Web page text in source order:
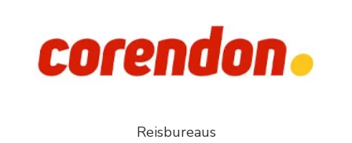
Reisbureaus